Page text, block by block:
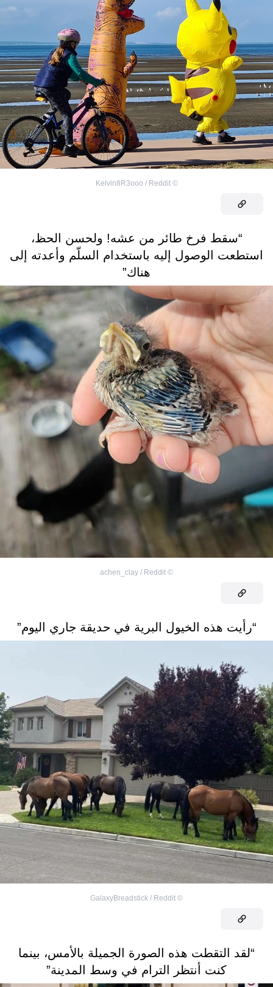
©
Kelvin8R3ooo / Reddit
“سقط فرخ طائر من عشه! ولحسن الحظ،
استطعت الوصول إليه باستخدام السلّم وأعدته إلى
هناك”
©
achen_clay / Reddit
“رأيت هذه الخيول البرية في حديقة جاري اليوم”
©
GalaxyBreadstick / Reddit
“لقد التقطت هذه الصورة الجميلة بالأمس، بينما
كنت أنتظر الترام في وسط المدينة”